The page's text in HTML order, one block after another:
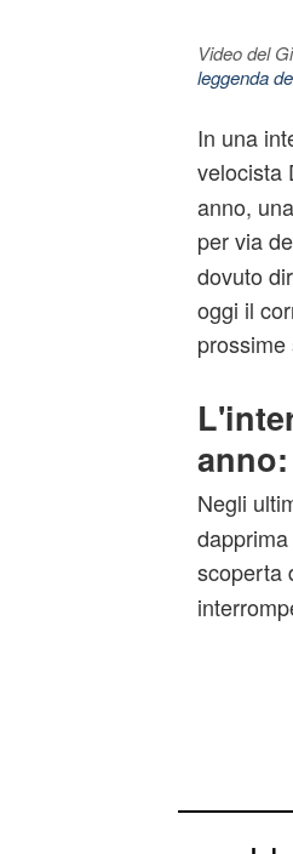
Video del
leggenda
In una
velocista
anno,
per via
dovuto
oggi il
prossime
Negli
scoperta